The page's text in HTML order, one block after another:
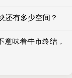
还有多少空间？
味着牛市终结，